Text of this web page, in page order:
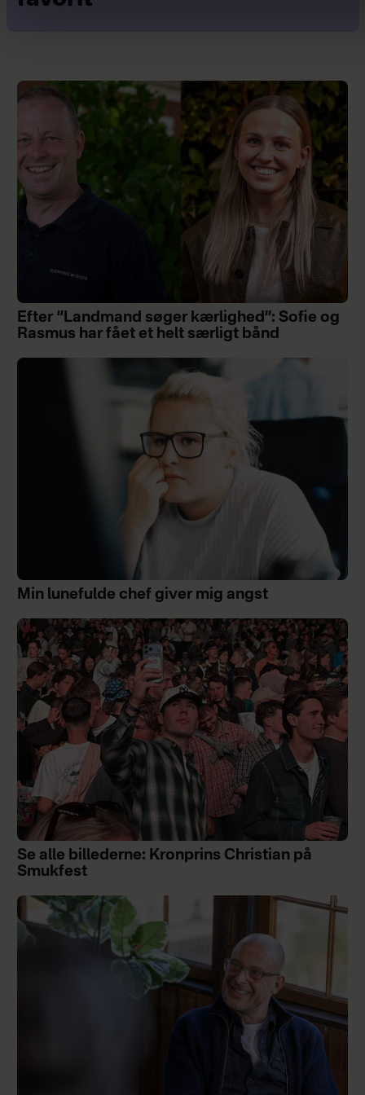
Efter “Landmand søger kærlighed”: Sofie og
Rasmus har fået et helt særligt bånd
Min lunefulde chef giver mig angst
Se alle billederne: Kronprins Christian på
Smukfest